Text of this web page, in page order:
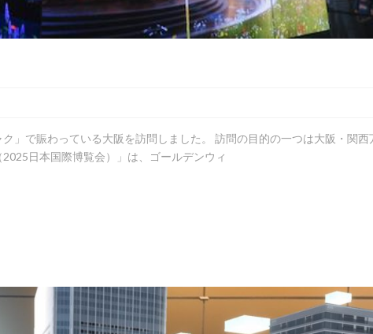
」で賑わっている大阪を訪問しました。 訪問の目的の一つは大阪・関西
日本国際博覧会）」は、ゴールデンウィ